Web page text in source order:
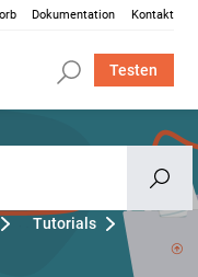
Dokumentation Kontakt
Testen
Tutorials